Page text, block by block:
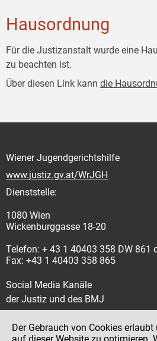
Hausordnung
Für die Justizanstalt wurde eine
zu beachten ist.
Über diesen Link kann die
Wiener Jugendgerichtshilfe
www.justiz.gv.at/WrJGH
Dienststelle:
1080 Wien
Wickenburggasse 18-20
Telefon: + 43 1 40403 358 DW 861
Fax: +43 1 40403 358 865
Social Media Kanäle
der Justiz und des BMJ
Der Gebrauch von Cookies